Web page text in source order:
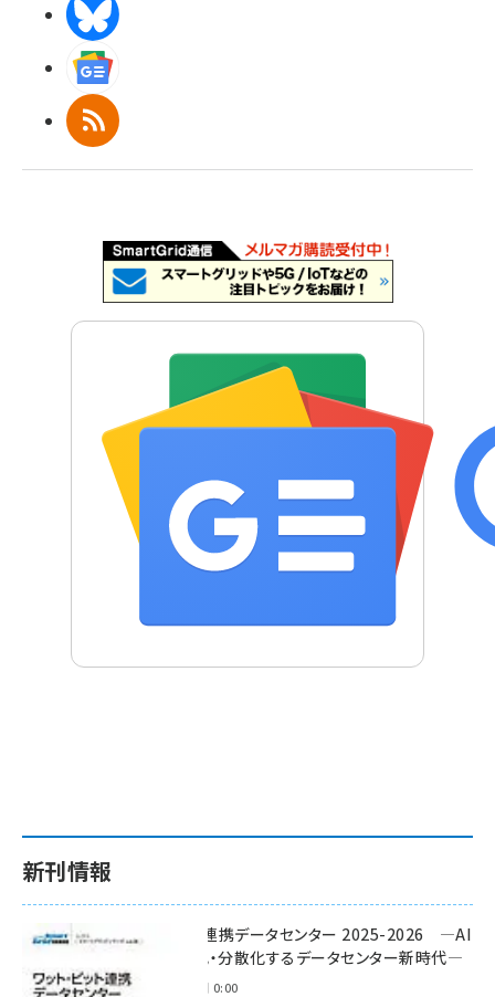
RSS
新刊情報
ワット・ビット連携データセンター 2025-2026 ―AI
時代に多様化・分散化するデータセンター新時代―
2025年11月28日 0:00